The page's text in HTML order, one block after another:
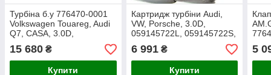
Турбіна б.у 776470-0001
Volkswagen Touareg, Audi
Q7, CASA, 3.0D,
059145722R, 776470-
5003S, 776470-5001S
15 680 ₴
Купити
Картридж турбіни Audi,
VW, Porsche, 3.0D,
059145722L, 059145722S,
059145721B, 769909-
0010, 776469-0004
6 991₴
Купити
5